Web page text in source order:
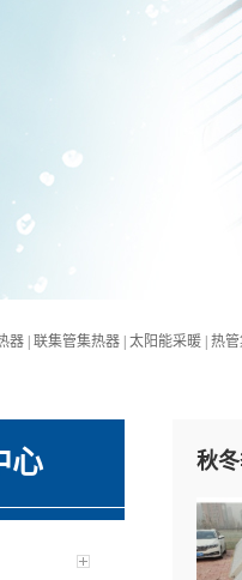
器 | 联集管集热器 | 太阳能采暖 | 热
心 秋